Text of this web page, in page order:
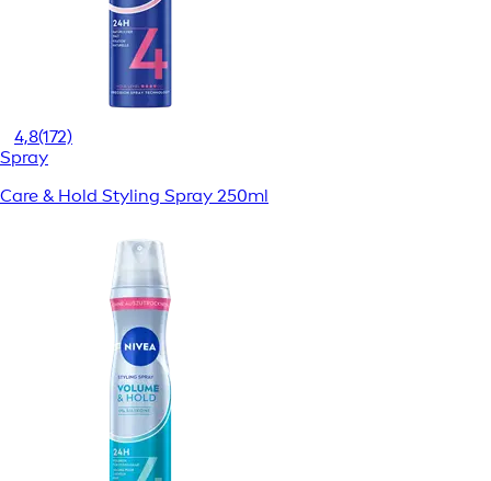
4,8(172)
Spray
Care & Hold Styling Spray 250ml